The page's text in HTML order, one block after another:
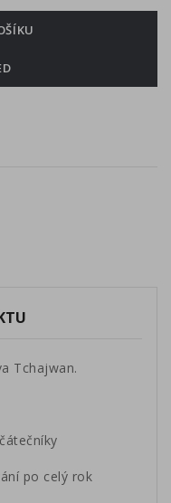
Tchajwan.
po celý rok